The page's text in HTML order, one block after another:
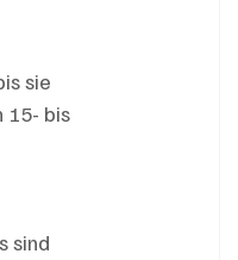
sie
15- bis
sind